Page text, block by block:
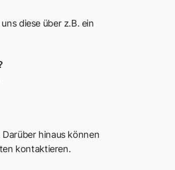
diese über z.B. ein
hinaus können
kontaktieren.